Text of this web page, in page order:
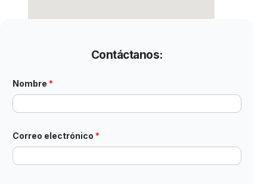
Contáctanos:
Nombre *
Correo electrónico *